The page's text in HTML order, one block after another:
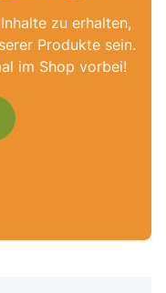
zu erhalten,
Produkte sein.
im Shop vorbei!